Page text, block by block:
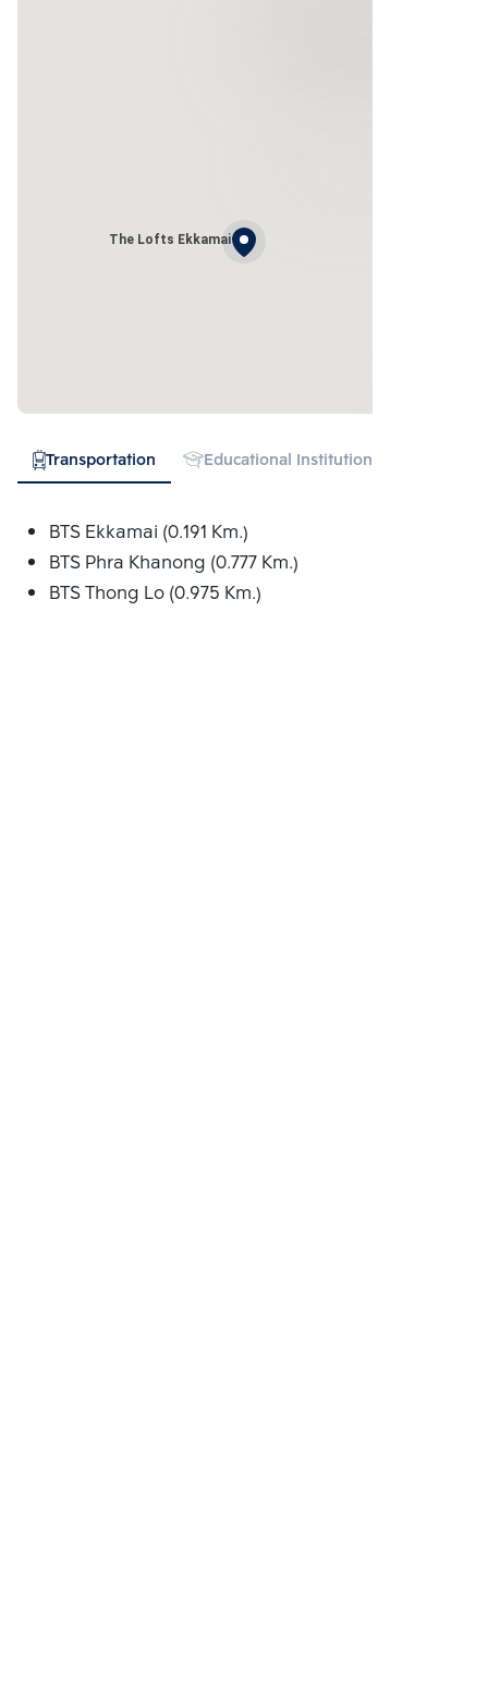
The Lofts Ekkamai
Transportation Educational Institution
BTS Ekkamai (0.191 Km.)
BTS Phra Khanong (0.777 Km.)
BTS Thong Lo (0.975 Km.)